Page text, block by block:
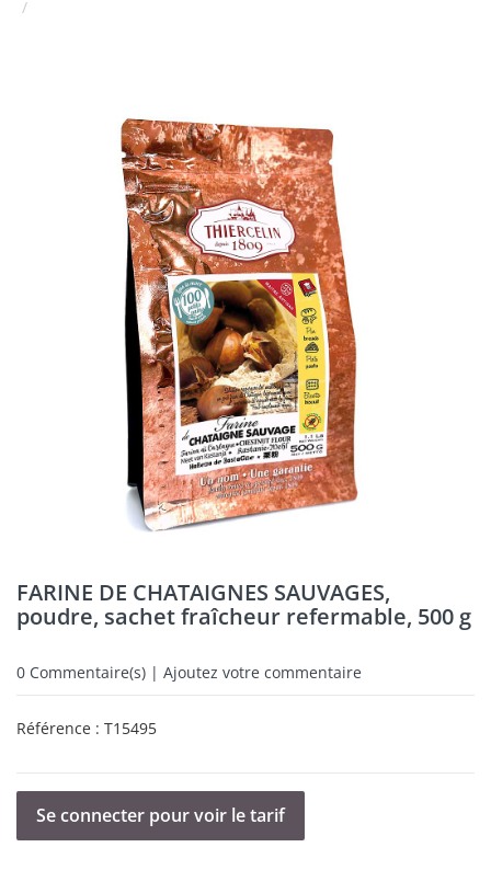
FARINE DE CHATAIGNES SAUVAGES,
poudre, sachet fraîcheur refermable, 500 g
0 Commentaire(s) | Ajoutez votre commentaire
Référence : T15495
Se connecter pour voir le tarif